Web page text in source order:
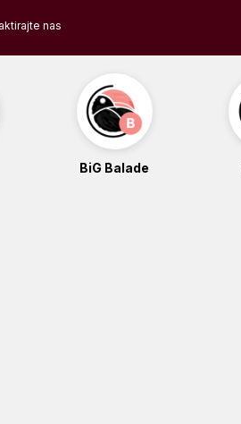
nas
BiG Balade